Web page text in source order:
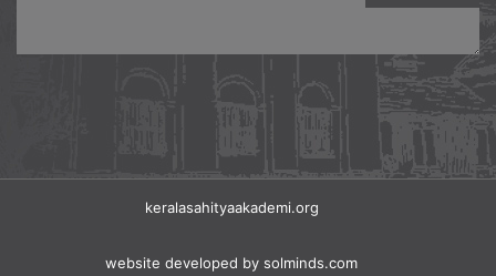
keralasahityaakademi.org
website developed by solminds.com